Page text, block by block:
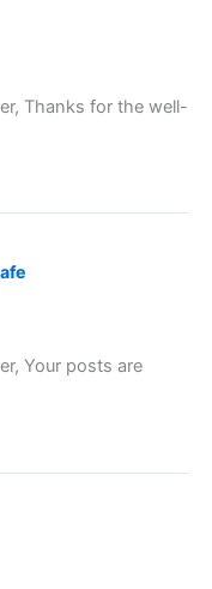
Thanks for the well-
Your posts are